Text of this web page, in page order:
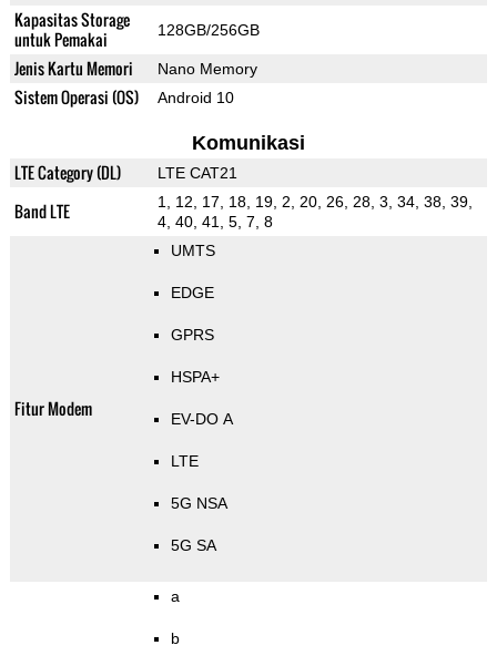
Kapasitas Storage
untuk Pemakai
128GB/256GB
Jenis Kartu Memori Nano Memory
Sistem Operasi (OS) Android 10
Komunikasi
LTE Category (DL) LTE CAT21
Band LTE
1, 12, 17, 18, 19, 2, 20, 26, 28, 3, 34, 38, 39,
4, 40, 41, 5, 7, 8
Fitur Modem
UMTS
EDGE
GPRS
HSPA+
EV-DO A
LTE
5G NSA
5G SA
a
b